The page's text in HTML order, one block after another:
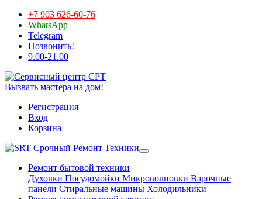
+7 903 626-60-76
WhatsApp
Telegram
Позвонить!
9.00-21.00
Вызвать мастера на дом!
Регистрация
Вход
Корзина
Срочный Ремонт Техники
Ремонт бытовой техники
Духовки Посудомойки Микроволновки Варочные
панели Стиральные машины Холодильники